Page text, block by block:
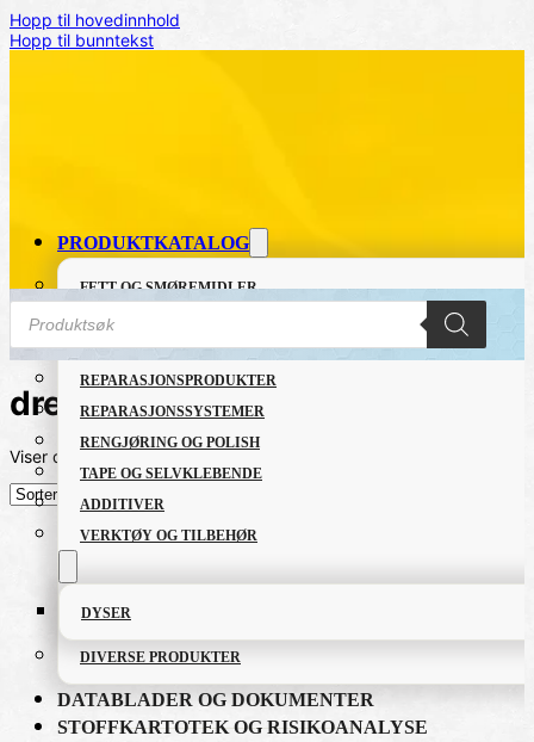
Hopp til hovedinnhold
Hopp til bunntekst
PRODUKTKATALOG
FETT OG SMØREMIDLER
GRUNNING OG LAKK
LIM OG TETTEMASSER
REPARASJONSPRODUKTER
REPARASJONSSYSTEMER
RENGJØRING OG POLISH
TAPE OG SELVKLEBENDE
ADDITIVER
VERKTØY OG TILBEHØR
DYSER
DIVERSE PRODUKTER
DATABLADER OG DOKUMENTER
STOFFKARTOTEK OG RISIKOANALYSE
Products
search
dremel
Viser det ene resultatet